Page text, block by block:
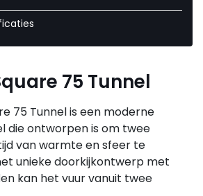
75 Tunnel
75 Tunnel is een moderne
die ontworpen is om twee
van warmte en sfeer te
unieke doorkijkontwerp met
kan het vuur vanuit twee